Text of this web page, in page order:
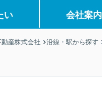
い 会社案内
産株式会社 沿線・駅から探す